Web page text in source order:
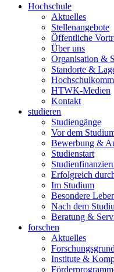
Hochschule
Aktuelles
Stellenangebote
Öffentliche
Über uns
Organisation &
Standorte &
HTWK-Medien
Kontakt
studieren
Studiengänge
Vor dem
Bewerbung &
Studienstart
Erfolgreich
Im Studium
Besondere
Nach dem
Beratung &
forschen
Aktuelles
Institute &